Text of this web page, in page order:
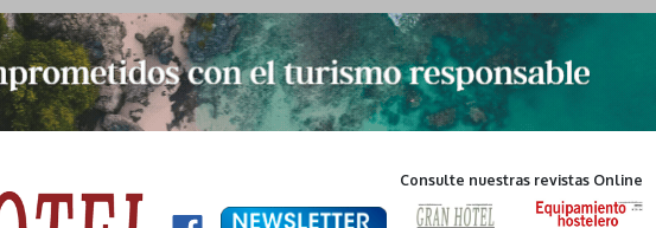
Consulte nuestras revistas Online